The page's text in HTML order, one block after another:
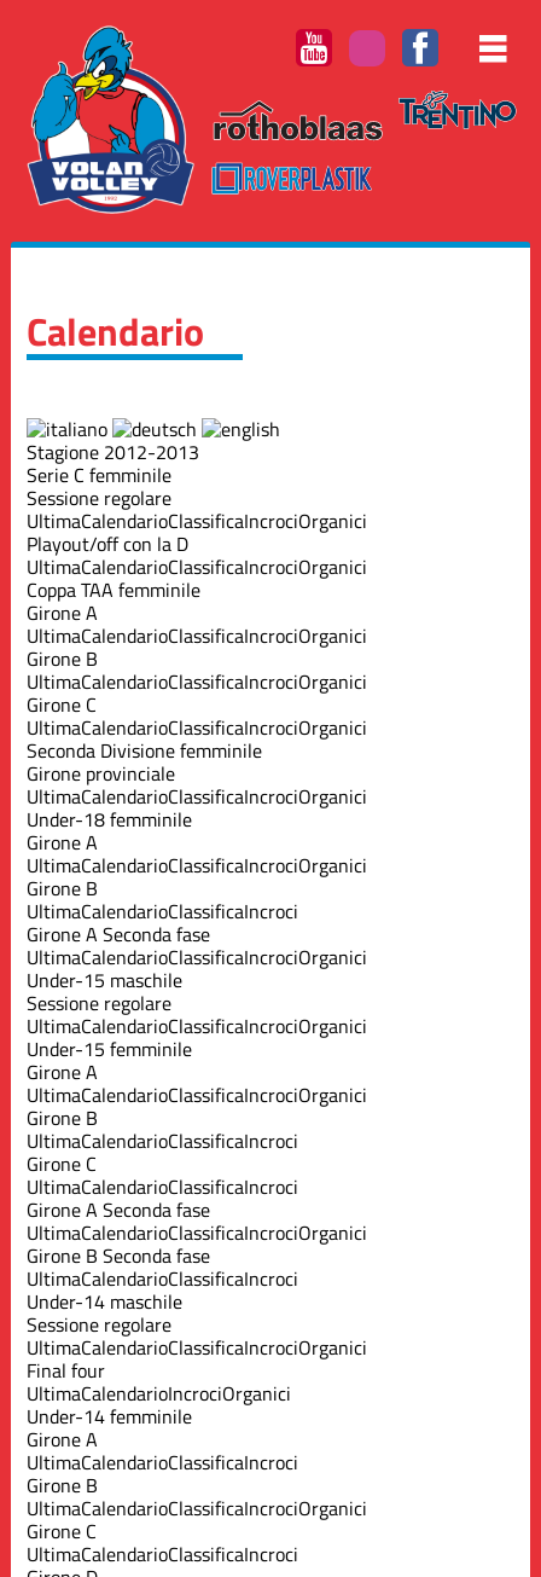
Calendario
Stagione 2012-2013
Serie C femminile
Sessione regolare
UltimaCalendarioClassificaIncrociOrganici
Playout/off con la D
UltimaCalendarioClassificaIncrociOrganici
Coppa TAA femminile
Girone A
UltimaCalendarioClassificaIncrociOrganici
Girone B
UltimaCalendarioClassificaIncrociOrganici
Girone C
UltimaCalendarioClassificaIncrociOrganici
Seconda Divisione femminile
Girone provinciale
UltimaCalendarioClassificaIncrociOrganici
Under-18 femminile
Girone A
UltimaCalendarioClassificaIncrociOrganici
Girone B
UltimaCalendarioClassificaIncroci
Girone A Seconda fase
UltimaCalendarioClassificaIncrociOrganici
Under-15 maschile
Sessione regolare
UltimaCalendarioClassificaIncrociOrganici
Under-15 femminile
Girone A
UltimaCalendarioClassificaIncrociOrganici
Girone B
UltimaCalendarioClassificaIncroci
Girone C
UltimaCalendarioClassificaIncroci
Girone A Seconda fase
UltimaCalendarioClassificaIncrociOrganici
Girone B Seconda fase
UltimaCalendarioClassificaIncroci
Under-14 maschile
Sessione regolare
UltimaCalendarioClassificaIncrociOrganici
Final four
UltimaCalendarioIncrociOrganici
Under-14 femminile
Girone A
UltimaCalendarioClassificaIncroci
Girone B
UltimaCalendarioClassificaIncrociOrganici
Girone C
UltimaCalendarioClassificaIncroci